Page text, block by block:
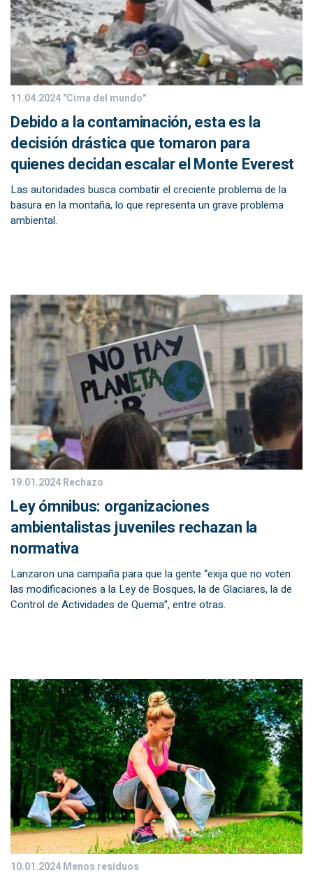
11.04.2024"Cima del mundo"
Debido a la contaminación, esta es la
decisión drástica que tomaron para
quienes decidan escalar el Monte Everest
Las autoridades busca combatir el creciente problema de la
basura en la montaña, lo que representa un grave problema
ambiental.
19.01.2024Rechazo
Ley ómnibus: organizaciones
ambientalistas juveniles rechazan la
normativa
Lanzaron una campaña para que la gente “exija que no voten
las modificaciones a la Ley de Bosques, la de Glaciares, la de
Control de Actividades de Quema”, entre otras.
10.01.2024Menos residuos